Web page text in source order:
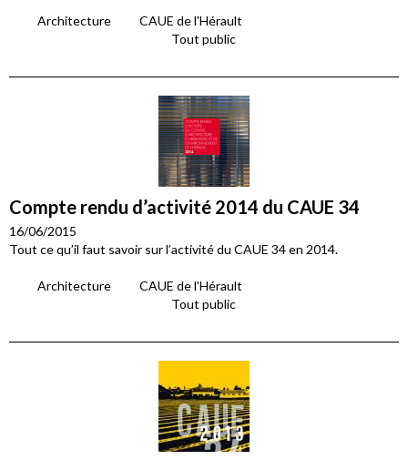
Architecture
CAUE de l'Hérault
Tout public
Compte rendu d’activité 2014 du CAUE 34
16/06/2015
Tout ce qu’il faut savoir sur l’activité du CAUE 34 en 2014.
Architecture
CAUE de l'Hérault
Tout public